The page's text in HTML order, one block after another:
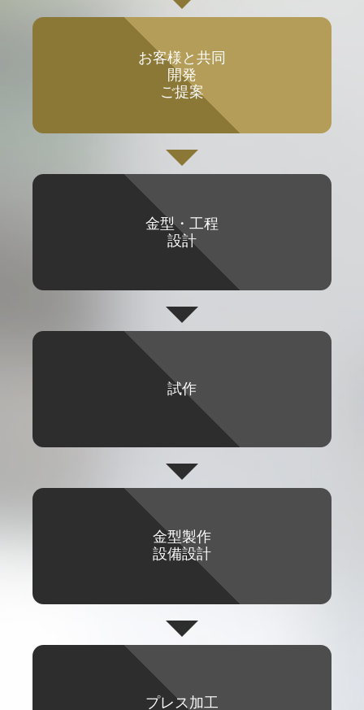
お客様と 共同
開発
ご提案
金型・工程
設計
試作
金型製作
設備設計
プレス 加工